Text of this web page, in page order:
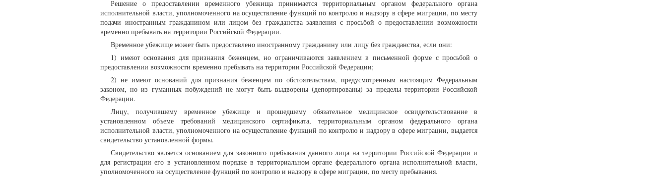
Решение о предоставлении временного убежища принимается территориальным органом федерального органа
исполнительной власти, уполномоченного на осуществление функций по контролю и надзору в сфере миграции, по месту
подачи иностранным гражданином или лицом без гражданства заявления с просьбой о предоставлении возможности
временно пребывать на территории Российской Федерации.
Временное убежище может быть предоставлено иностранному гражданину или лицу без гражданства, если они:
1) имеют основания для признания беженцем, но ограничиваются заявлением в письменной форме с просьбой о
предоставлении возможности временно пребывать на территории Российской Федерации;
2) не имеют оснований для признания беженцем по обстоятельствам, предусмотренным настоящим Федеральным
законом, но из гуманных побуждений не могут быть выдворены (депортированы) за пределы территории Российской
Федерации.
Лицу, получившему временное убежище и прошедшему обязательное медицинское освидетельствование в
установленном объеме требований медицинского сертификата, территориальным органом федерального органа
исполнительной власти, уполномоченного на осуществление функций по контролю и надзору в сфере миграции, выдается
свидетельство установленной формы.
Свидетельство является основанием для законного пребывания данного лица на территории Российской Федерации и
для регистрации его в установленном порядке в территориальном органе федерального органа исполнительной власти,
уполномоченного на осуществление функций по контролю и надзору в сфере миграции, по месту пребывания.